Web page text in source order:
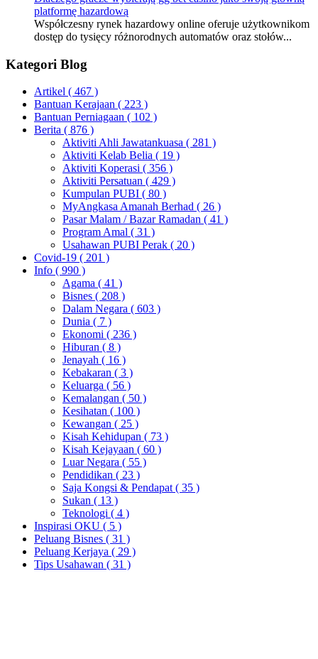
platformę hazardową
Współczesny rynek hazardowy online oferuje użytkownikom
dostęp do tysięcy różnorodnych automatów oraz stołów...
Kategori Blog
Artikel ( 467 )
Bantuan Kerajaan ( 223 )
Bantuan Perniagaan ( 102 )
Berita ( 876 )
Aktiviti Ahli Jawatankuasa ( 281 )
Aktiviti Kelab Belia ( 19 )
Aktiviti Koperasi ( 356 )
Aktiviti Persatuan ( 429 )
Kumpulan PUBI ( 80 )
MyAngkasa Amanah Berhad ( 26 )
Pasar Malam / Bazar Ramadan ( 41 )
Program Amal ( 31 )
Usahawan PUBI Perak ( 20 )
Covid-19 ( 201 )
Info ( 990 )
Agama ( 41 )
Bisnes ( 208 )
Dalam Negara ( 603 )
Dunia ( 7 )
Ekonomi ( 236 )
Hiburan ( 8 )
Jenayah ( 16 )
Kebakaran ( 3 )
Keluarga ( 56 )
Kemalangan ( 50 )
Kesihatan ( 100 )
Kewangan ( 25 )
Kisah Kehidupan ( 73 )
Kisah Kejayaan ( 60 )
Luar Negara ( 55 )
Pendidikan ( 23 )
Saja Kongsi & Pendapat( 35 )
Sukan ( 13 )
Teknologi ( 4 )
Inspirasi OKU ( 5 )
Peluang Bisnes ( 31 )
Peluang Kerjaya ( 29 )
Tips Usahawan ( 31 )